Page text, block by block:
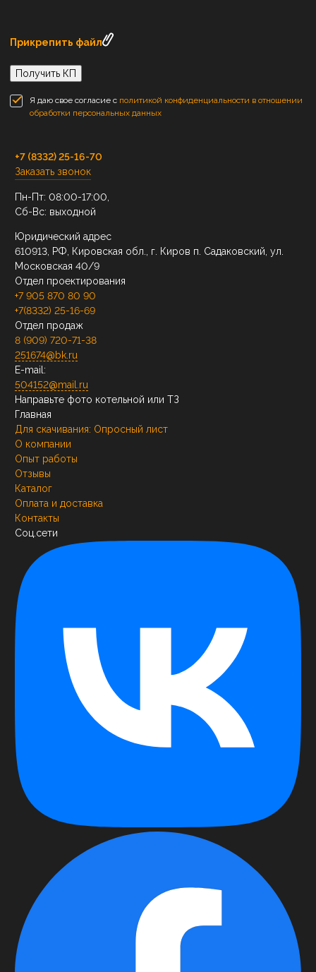
Прикрепить файл
Получить КП
Я даю свое согласие с политикой конфиденциальности в отношении
обработки персональных данных
+7 (8332) 25-16-70
Заказать звонок
Пн-Пт: 08:00-17:00,
Сб-Вс: выходной
Юридический адрес
610913, РФ, Кировская обл., г. Киров п. Садаковский, ул.
Московская 40/9
Отдел проектирования
+7 905 870 80 90
+7(8332) 25-16-69
Отдел продаж
8 (909) 720-71-38
251674@bk.ru
E-mail:
504152@mail.ru
Направьте фото котельной или ТЗ
Главная
Для скачивания: Опросный лист
О компании
Опыт работы
Отзывы
Каталог
Оплата и доставка
Контакты
Соц.сети